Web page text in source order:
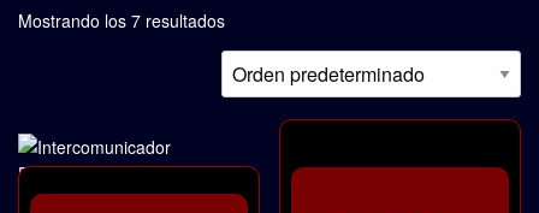
Mostrando los 7 resultados